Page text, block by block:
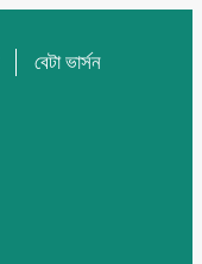
বেটা ভার্সন